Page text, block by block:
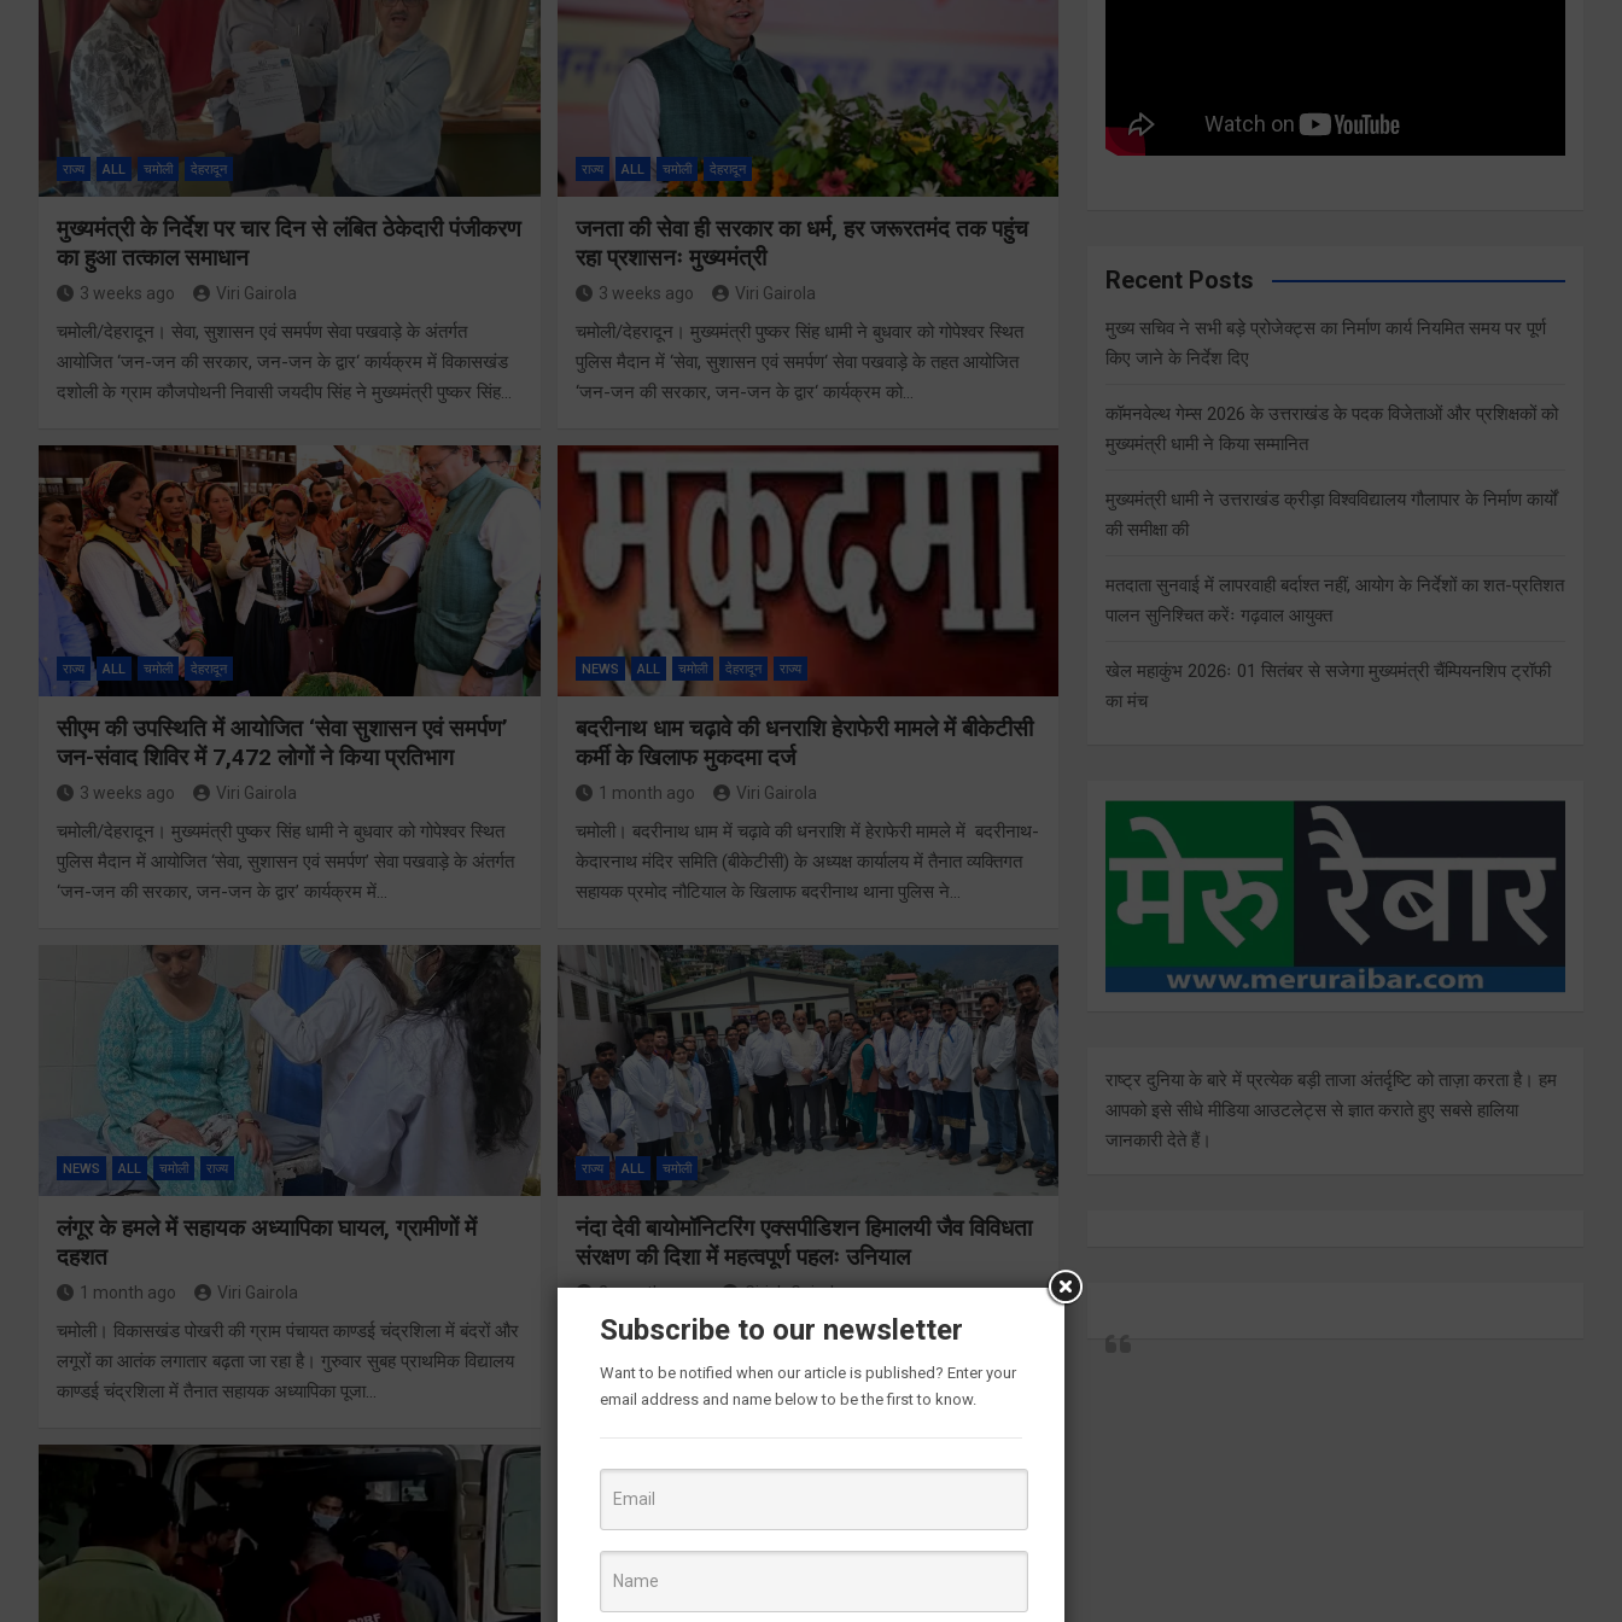
राज्य ALL चमोली देहरादून
मुख्यमंत्री के निर्देश पर चार दिन से लंबित ठेकेदारी पंजीकरण
का हुआ तत्काल समाधान
3 weeks ago Viri Gairola
चमोली/देहरादून। सेवा, सुशासन एवं समर्पण सेवा पखवाड़े के अंतर्गत
आयोजित ‘जन-जन की सरकार, जन-जन के द्वार‘ कार्यक्रम में विकासखंड
दशोली के ग्राम कौजपोथनी निवासी जयदीप सिंह ने मुख्यमंत्री पुष्कर सिंह…
राज्य ALL चमोली देहरादून
जनता की सेवा ही सरकार का धर्म, हर जरूरतमंद तक पहुंच
रहा प्रशासनः मुख्यमंत्री
3 weeks ago Viri Gairola
चमोली/देहरादून। मुख्यमंत्री पुष्कर सिंह धामी ने बुधवार को गोपेश्वर स्थित
पुलिस मैदान में ‘सेवा, सुशासन एवं समर्पण‘ सेवा पखवाड़े के तहत आयोजित
‘जन-जन की सरकार, जन-जन के द्वार‘ कार्यक्रम को…
राज्य ALL चमोली देहरादून
सीएम की उपस्थिति में आयोजित ‘सेवा सुशासन एवं समर्पण’
जन-संवाद शिविर में 7,472 लोगों ने किया प्रतिभाग
3 weeks ago Viri Gairola
चमोली/देहरादून। मुख्यमंत्री पुष्कर सिंह धामी ने बुधवार को गोपेश्वर स्थित
पुलिस मैदान में आयोजित ‘सेवा, सुशासन एवं समर्पण’ सेवा पखवाड़े के अंतर्गत
‘जन-जन की सरकार, जन-जन के द्वार’ कार्यक्रम में…
NEWS ALL चमोली देहरादून राज्य
बदरीनाथ धाम चढ़ावे की धनराशि हेराफेरी मामले में बीकेटीसी
कर्मी के खिलाफ मुकदमा दर्ज
1 month ago Viri Gairola
चमोली। बदरीनाथ धाम में चढ़ावे की धनराशि में हेराफेरी मामले में बदरीनाथ-
केदारनाथ मंदिर समिति (बीकेटीसी) के अध्यक्ष कार्यालय में तैनात व्यक्तिगत
सहायक प्रमोद नौटियाल के खिलाफ बदरीनाथ थाना पुलिस ने…
NEWS ALL चमोली राज्य
लंगूर के हमले में सहायक अध्यापिका घायल, ग्रामीणों में
दहशत
1 month ago Viri Gairola
चमोली। विकासखंड पोखरी की ग्राम पंचायत काण्डई चंद्रशिला में बंदरों और
लगूरों का आतंक लगातार बढ़ता जा रहा है। गुरुवार सुबह प्राथमिक विद्यालय
काण्डई चंद्रशिला में तैनात सहायक अध्यापिका पूजा…
राज्य ALL चमोली
नंदा देवी बायोमॉनिटरिंग एक्सपीडिशन हिमालयी जैव विविधता
संरक्षण की दिशा में महत्वपूर्ण पहलः उनियाल
2 months ago Girish Gairola
चमोली। वन, निर्वाचन, विधायी एवं संसदीय कार्य तथा स्वास्थ्य एवं चिकित्सा
शिक्षा मंत्री सुबोध उनियाल ने चमोली स्थित वन विभाग सभागार में आयोजित
नंदा देवी बायोमॉनिटरिंग एक्सपीडिशन 2026 के फ्लैग-ऑफ…
Recent Posts
मुख्य सचिव ने सभी बड़े प्रोजेक्ट्स का निर्माण कार्य नियमित समय पर पूर्ण
किए जाने के निर्देश दिए
कॉमनवेल्थ गेम्स 2026 के उत्तराखंड के पदक विजेताओं और प्रशिक्षकों को
मुख्यमंत्री धामी ने किया सम्मानित
मुख्यमंत्री धामी ने उत्तराखंड क्रीड़ा विश्वविद्यालय गौलापार के निर्माण कार्यों
की समीक्षा की
मतदाता सुनवाई में लापरवाही बर्दाश्त नहीं, आयोग के निर्देशों का शत-प्रतिशत
पालन सुनिश्चित करेंः गढ़वाल आयुक्त
खेल महाकुंभ 2026ः 01 सितंबर से सजेगा मुख्यमंत्री चैंम्पियनशिप ट्रॉफी
का मंच
राष्ट्र दुनिया के बारे में प्रत्येक बड़ी ताजा अंतर्दृष्टि को ताज़ा करता है। हम
आपको इसे सीधे मीडिया आउटलेट्स से ज्ञात कराते हुए सबसे हालिया
जानकारी देते हैं।
Subscribe to our newsletter
Want to be notified when our article is published? Enter your
email address and name below to be the first to know.